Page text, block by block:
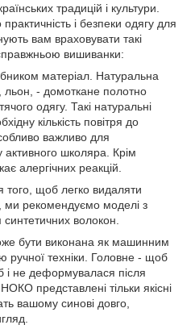
традицій і культури.
і безпеки одягу для
вам враховувати такі
вишиванки:
матеріал. Натуральна
льон, - домоткане полотно
одягу. Такі натуральні
кількість повітря до
важливо для
активного школяра. Крім
алергічних реакцій.
того, щоб легко видаляти
ми рекомендуємо моделі з
волокон.
бути виконана як машинним
ручної техніки. Головне - щоб
і не деформувалася після
представлені тільки якісні
вашому синові довго,